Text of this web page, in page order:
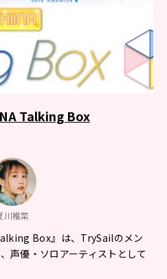
Talking Box
川椎菜
Box』は、TrySailのメン
声優・ソロアーティストとして